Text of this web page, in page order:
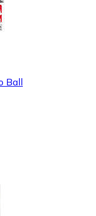
Ball